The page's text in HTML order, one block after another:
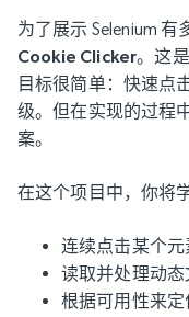
为了展示 Selenium
Cookie Clicker。这
目标很简单：快速点
级。但在实现的过程
案。
在这个项目中，你将
连续点击某个元
读取并处理动态
根据可用性来定